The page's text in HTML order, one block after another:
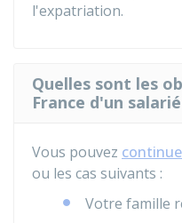
l'expatriation.
Quelles sont les
France d'un
Vous pouvez
ou les cas suivants :
Votre famille